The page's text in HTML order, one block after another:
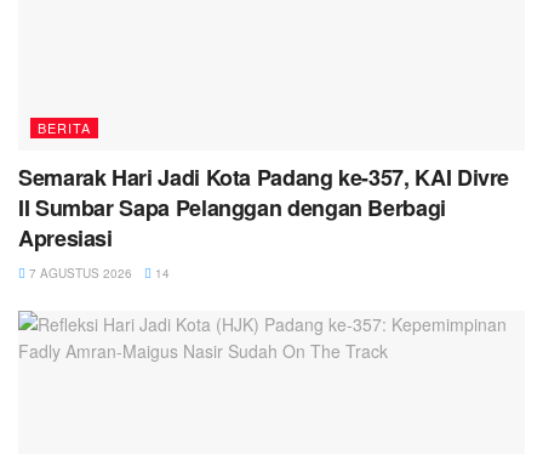
BERITA
Semarak Hari Jadi Kota Padang ke-357, KAI Divre
II Sumbar Sapa Pelanggan dengan Berbagi
Apresiasi
7 AGUSTUS 2026 14